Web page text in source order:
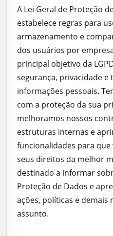
A Lei Geral de Proteção
estabelece regras para
armazenamento e
dos usuários por
principal objetivo da
segurança, privacidade
informações pessoais.
com a proteção da sua
melhoramos nossos
estruturas internas e
funcionalidades para que
seus direitos da melhor
destinado a informar
Proteção de Dados e
ações, políticas e demais
assunto.